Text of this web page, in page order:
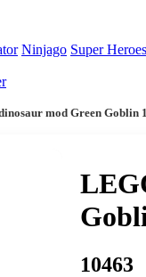
Ninjago Super
mod Green Goblin
10463